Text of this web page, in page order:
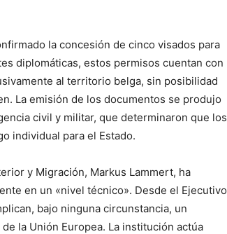
la concesión de cinco visados para
diplomáticas, estos permisos cuentan con
al territorio belga, sin posibilidad
La emisión de los documentos se produjo
civil y militar, que determinaron que los
individual para el Estado.
y Migración, Markus Lammert, ha
en un «nivel técnico». Desde el Ejecutivo
bajo ninguna circunstancia, un
la Unión Europea. La institución actúa